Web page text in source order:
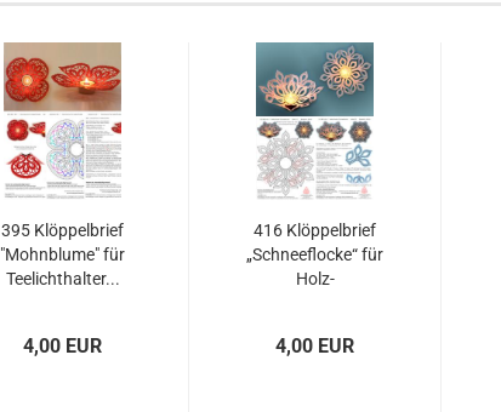
395 Klöppelbrief
"Mohnblume" für
Teelichthalter...
4,00 EUR
416 Klöppelbrief
„Schneeflocke“ für
Holz-
4,00 EUR